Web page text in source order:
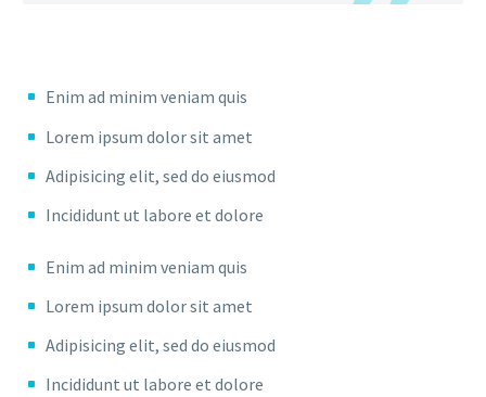
Enim ad minim veniam quis
Lorem ipsum dolor sit amet
Adipisicing elit, sed do eiusmod
Incididunt ut labore et dolore
Enim ad minim veniam quis
Lorem ipsum dolor sit amet
Adipisicing elit, sed do eiusmod
Incididunt ut labore et dolore